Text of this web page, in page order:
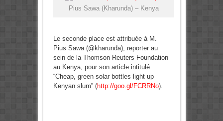
Pius Sawa (Kharunda) – Kenya
Le seconde place est attribuée à M.
Pius Sawa (@kharunda), reporter au
sein de la Thomson Reuters Foundation
au Kenya, pour son article intitulé
“Cheap, green solar bottles light up
Kenyan slum” (http://goo.gl/FCRRNo).